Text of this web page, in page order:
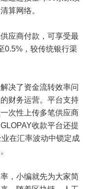
算网络。
应商付款，可享受最
0.5%，较传统银行渠
决了资金流转效率问
财务运营。平台支持
次性上传多笔供应商
收款平台还提
在汇率波动中锁定成
，小编就先为大家简